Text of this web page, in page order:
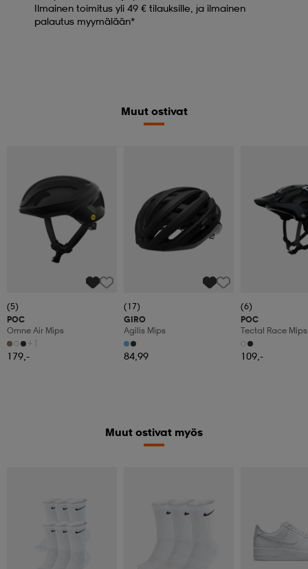
Ilmainen toimitus yli 49 € tilauksille, ja ilmainen
palautus myymälään*
Muut ostivat
(5)
POC
Omne Air Mips
+1
179,-
(17)
GIRO
Agilis Mips
84,99
(6)
POC
Tectal Race Mips
109,-
Muut ostivat myös